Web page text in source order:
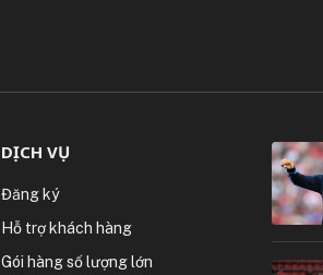
DỊCH VỤ
Đăng ký
Hỗ trợ khách hàng
Gói hàng số lượng lớn